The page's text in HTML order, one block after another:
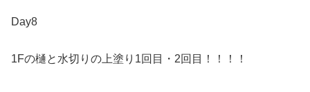
Day8
1Fの樋と水切りの上塗り1回目・2回目！！！！